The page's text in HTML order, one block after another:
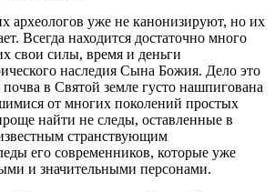
археологов уже не канонизируют, но их
Всегда находится достаточно много
свои силы, время и деньги
наследия Сына Божия. Дело это
почва в Святой земле густо нашпигована
от многих поколений простых
найти не следы, оставленные в
странствующим
его современников, которые уже
и значительными персонами.